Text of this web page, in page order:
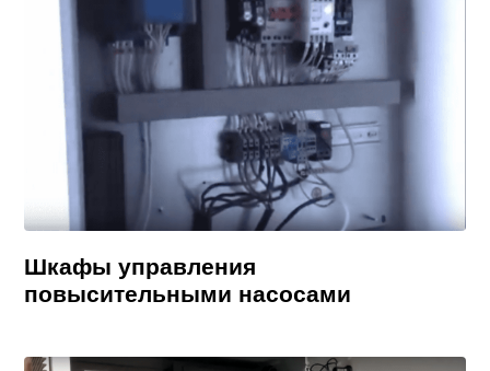
Шкафы управления
повысительными насосами